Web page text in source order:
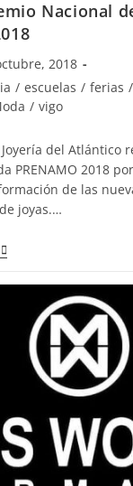
Nacional
2018
/ escuelas / ferias /
/ vigo
Joyería del Atlántico
PRENAMO 2018
de las
joyas.…
La
Joyería
Atlántico
el
Premio
Nacional